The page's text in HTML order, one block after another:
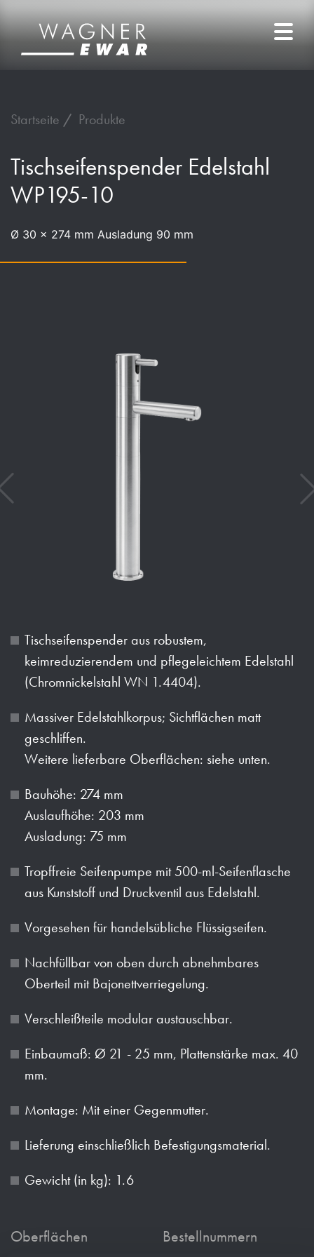
Startseite Produkte
Tischseifenspender Edelstahl
WP195-10
Ø 30 x 274 mm Ausladung 90 mm
Tischseifenspender aus robustem,
keimreduzierendem und pflegeleichtem Edelstahl
(Chromnickelstahl WN 1.4404).
Massiver Edelstahlkorpus; Sichtflächen matt
geschliffen.
Weitere lieferbare Oberflächen: siehe unten.
Bauhöhe: 274 mm
Auslaufhöhe: 203 mm
Ausladung: 75 mm
Tropffreie Seifenpumpe mit 500-ml-Seifenflasche
aus Kunststoff und Druckventil aus Edelstahl.
Vorgesehen für handelsübliche Flüssigseifen.
Nachfüllbar von oben durch abnehmbares
Oberteil mit Bajonettverriegelung.
Verschleißteile modular austauschbar.
Einbaumaß: Ø 21 - 25 mm, Plattenstärke max. 40
mm.
Montage: Mit einer Gegenmutter.
Lieferung einschließlich Befestigungsmaterial.
Gewicht (in kg): 1.6
Oberflächen Bestellnummern